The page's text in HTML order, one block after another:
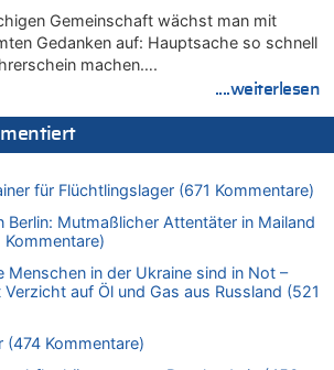
von Ermitler zu
weiß, wohin die Reise geht…“
von Detlef zu
zwei von drei Autofahrern das
von Mungo zu
von besserwisser zu
bei Lotterie EuroMillions und gewinnt
€
von Strolch zu
weiß, wohin die Reise geht…“
von Marcel Scholzen Eimerscheid zu
zwei von drei Autofahrern das
Gemeinschaft wächst man mit
Gedanken auf: Hauptsache so schnell
machen….
....weiterlesen
für Flüchtlingslager (671 Kommentare)
Berlin: Mutmaßlicher Attentäter in Mailand
Menschen in der Ukraine sind in Not –
auf Öl und Gas aus Russland (521
(474 Kommentare)